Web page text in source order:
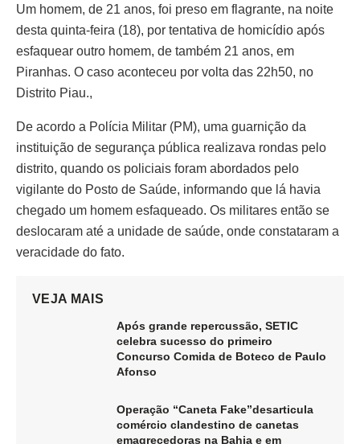
Um homem, de 21 anos, foi preso em flagrante, na noite
desta quinta-feira (18), por tentativa de homicídio após
esfaquear outro homem, de também 21 anos, em
Piranhas. O caso aconteceu por volta das 22h50, no
Distrito Piau.,
De acordo a Polícia Militar (PM), uma guarnição da
instituição de segurança pública realizava rondas pelo
distrito, quando os policiais foram abordados pelo
vigilante do Posto de Saúde, informando que lá havia
chegado um homem esfaqueado. Os militares então se
deslocaram até a unidade de saúde, onde constataram a
veracidade do fato.
VEJA MAIS
Após grande repercussão, SETIC
celebra sucesso do primeiro
Concurso Comida de Boteco de Paulo
Afonso
Operação “Caneta Fake”desarticula
comércio clandestino de canetas
emagrecedoras na Bahia e em